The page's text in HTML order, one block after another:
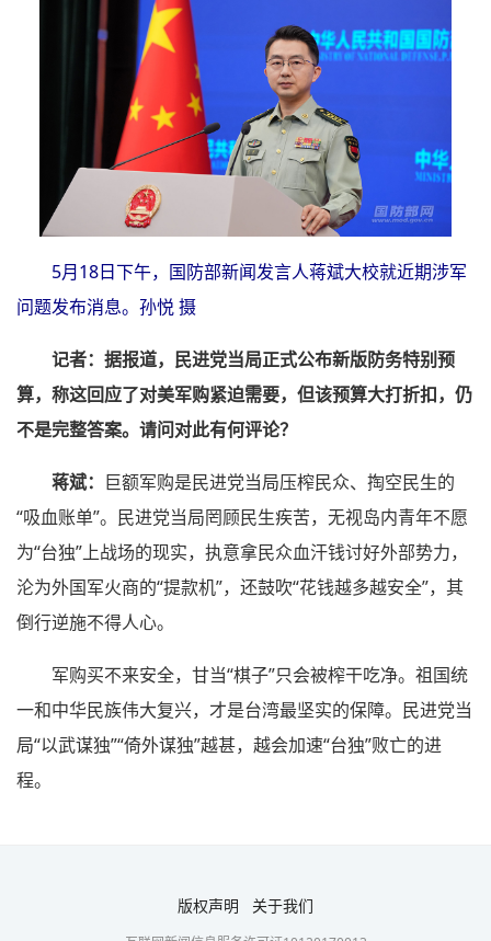
5月18日下午，国防部新闻发言人蒋斌大校就近期涉军
问题发布消息。孙悦 摄
记者：据报道，民进党当局正式公布新版防务特别预
算，称这回应了对美军购紧迫需要，但该预算大打折扣，仍
不是完整答案。请问对此有何评论？
蒋斌： 巨额军购是民进党当局压榨民众、掏空民生的
“吸血账单”。民进党当局罔顾民生疾苦，无视岛内青年不愿
为“台独”上战场的现实，执意拿民众血汗钱讨好外部势力，
沦为外国军火商的“提款机”，还鼓吹“花钱越多越安全”，其
倒行逆施不得人心。
军购买不来安全，甘当“棋子”只会被榨干吃净。祖国统
一和中华民族伟大复兴，才是台湾最坚实的保障。民进党当
局“以武谋独”“倚外谋独”越甚，越会加速“台独”败亡的进
程。
版权声明 关于我们